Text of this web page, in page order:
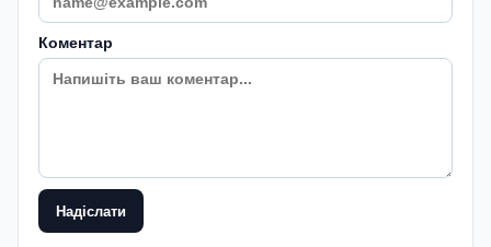
Коментар
Надіслати